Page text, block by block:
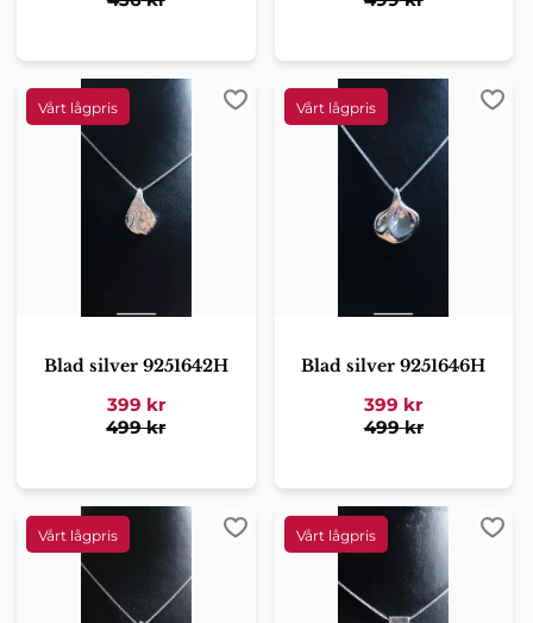
Blad silver 9251642H
399 kr
499kr
Lägg till i favoriter
Blad silver 9251646H
399 kr
499kr
Lägg till i favoriter